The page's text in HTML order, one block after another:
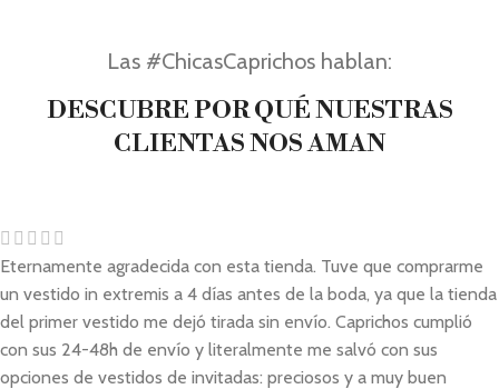
Las #ChicasCaprichos hablan:
DESCUBRE POR QUÉ NUESTRAS
CLIENTAS NOS AMAN
Eternamente agradecida con esta tienda. Tuve que comprarme
un vestido in extremis a 4 días antes de la boda, ya que la tienda
del primer vestido me dejó tirada sin envío. Caprichos cumplió
con sus 24-48h de envío y literalmente me salvó con sus
opciones de vestidos de invitadas: preciosos y a muy buen